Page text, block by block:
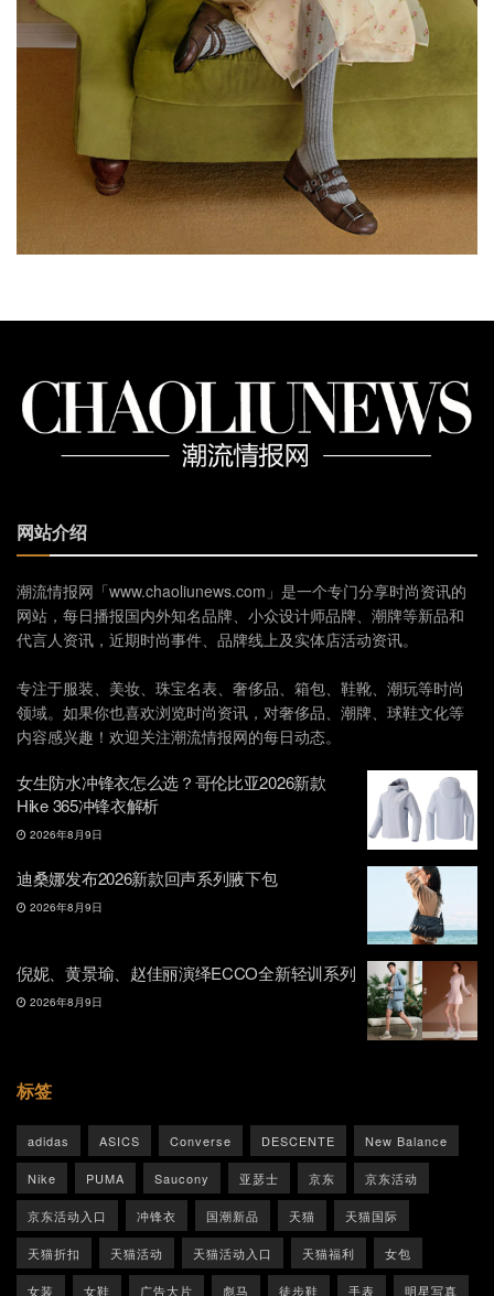
网站介绍
潮流情报网「www.chaoliunews.com」是一个专门分享时尚资讯的
网站，每日播报国内外知名品牌、小众设计师品牌、潮牌等新品和
代言人资讯，近期时尚事件、品牌线上及实体店活动资讯。
专注于服装、美妆、珠宝名表、奢侈品、箱包、鞋靴、潮玩等时尚
领域。如果你也喜欢浏览时尚资讯，对奢侈品、潮牌、球鞋文化等
内容感兴趣！欢迎关注潮流情报网的每日动态。
女生防水冲锋衣怎么选？哥伦比亚2026新款
Hike 365冲锋衣解析
2026年8月9日
迪桑娜发布2026新款回声系列腋下包
2026年8月9日
倪妮、黄景瑜、赵佳丽演绎ECCO全新轻训系列
2026年8月9日
标签
adidas ASICS Converse DESCENTE New Balance
Nike PUMA Saucony 亚瑟士 京东 京东活动
京东活动入口 冲锋衣 国潮新品 天猫 天猫国际
天猫折扣 天猫活动 天猫活动入口 天猫福利 女包
女装 女鞋 广告大片 彪马 徒步鞋 手表 明星写真